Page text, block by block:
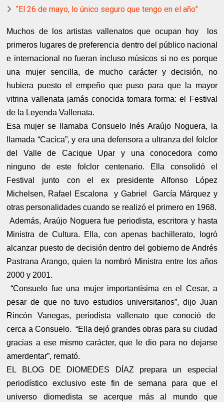
“El 26 de mayo, lo único seguro que tengo en el año”
Muchos de los artistas vallenatos que ocupan hoy
los
primeros lugares de preferencia dentro del público nacional
e internacional no fueran incluso músicos si no es porque
una mujer sencilla, de mucho carácter y decisión, no
hubiera puesto el empeño que puso para que la mayor
vitrina vallenata jamás conocida tomara forma: el Festival
de la Leyenda Vallenata.
Esa mujer se llamaba Consuelo Inés Araújo Noguera, la
llamada “Cacica”, y era una defensora a ultranza del folclor
del Valle de Cacique Upar y una conocedora como
ninguno de este folclor centenario. Ella consolidó el
Festival junto con el ex presidente Alfonso López
Michelsen, Rafael Escalona y Gabriel García Márquez y
otras personalidades cuando se realizó el primero en 1968.
Además, Araújo Noguera fue periodista, escritora y hasta
Ministra de Cultura. Ella, con apenas bachillerato, logró
alcanzar puesto de decisión dentro del gobierno de Andrés
Pastrana Arango, quien la nombró Ministra entre los años
2000 y 2001.
“Consuelo fue una mujer importantísima en el Cesar, a
pesar de que no tuvo estudios universitarios”, dijo Juan
Rincón Vanegas, periodista vallenato que conoció de
cerca a Consuelo. “Ella dejó grandes obras para su ciudad
gracias a ese mismo carácter, que le dio para no dejarse
amerdentar”, remató.
EL BLOG DE DIOMEDES DÍAZ prepara un especial
periodístico exclusivo este fin de semana para que el
universo diomedista se acerque más al mundo que